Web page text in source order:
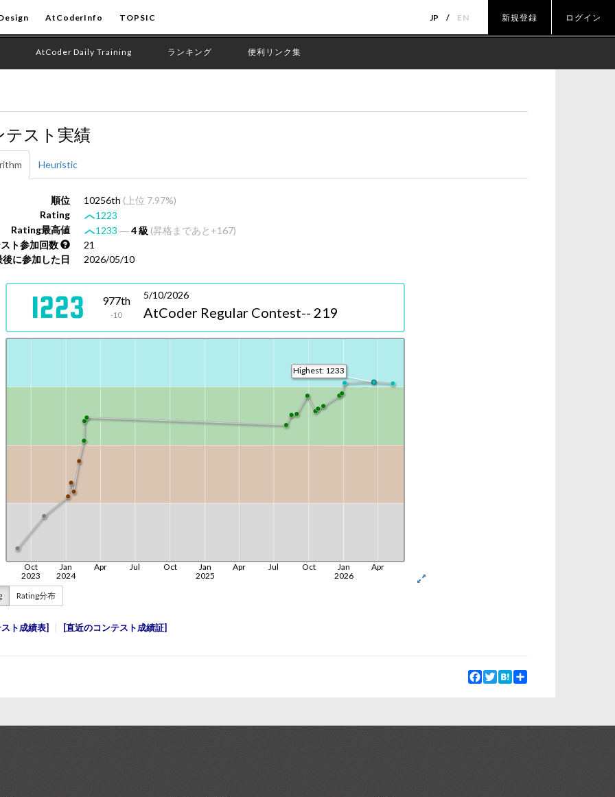
AtCoderInfo TOPSIC JP EN 新規登録 ログイン
AtCoder Daily Training ランキング 便利リンク集
テスト実績
Heuristic
順位 10256th (上位 7.97%)
Rating
1223
Rating最高値
1233 ―4 級 (昇格まであと+167)
ト参加回数
21
後に参加した日
2026/05/10
Rating分布
スト成績表 直近のコンテスト成績証
Facebook
TwitterHatena